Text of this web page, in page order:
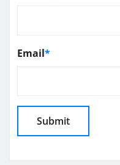
Email*